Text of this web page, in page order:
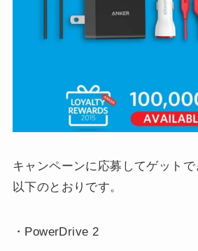
キャンペーンに応募してゲット
以下のとおりです。
・PowerDrive 2